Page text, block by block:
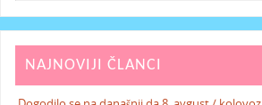
NAJNOVIJI ČLANCI